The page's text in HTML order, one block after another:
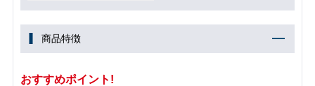
商品特徴
おすすめポイント!